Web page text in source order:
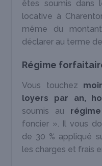
êtes soumis dans
locative à
même du
déclarer au terme de
Régime
Vous touchez
loyers par an,
soumis au
foncier ». Il vous
de 30 % appliqué
les charges et frais